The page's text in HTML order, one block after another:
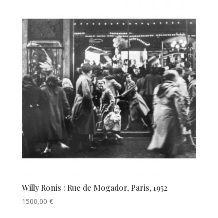
Willy Ronis : Rue de Mogador, Paris, 1952
1500,00 €